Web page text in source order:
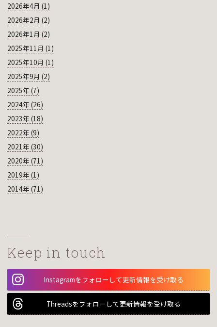
2026年4月 (1)
2026年2月 (2)
2026年1月 (2)
2025年11月 (1)
2025年10月 (1)
2025年9月 (2)
2025年 (7)
2024年 (26)
2023年 (18)
2022年 (9)
2021年 (30)
2020年 (71)
2019年 (1)
2014年 (71)
Keep in touch
Instagramをフォローして更新情報を受け取る
Threadsをフォローして更新情報を受け取る